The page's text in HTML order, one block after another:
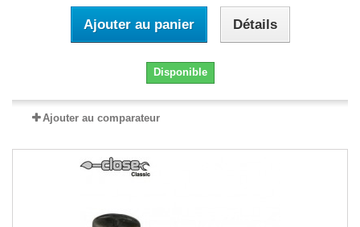
Ajouter au panier Détails
Disponible
Ajouter au comparateur